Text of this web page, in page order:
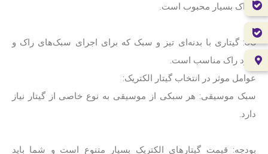
و راک بسیار محبوب است.
SG: گیتاری با بدنه‌ای تیز و سبک که برای اجرای سبک‌های راک و
هارد راک مناسب است.
عوامل موثر در انتخاب گیتار الکتریک:
سبک موسیقی: هر سبکی از موسیقی به نوع خاصی از گیتار نیاز
دارد.
بودجه: قیمت گیتارهای الکتریک بسیار متنوع است و شما باید